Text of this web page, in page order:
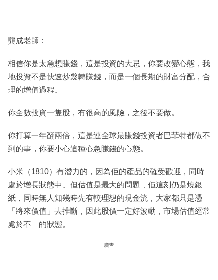
龔成老師：
相信你是太急想賺錢，這是投資的大忌，你要改變心態，我
地投資不是快速炒幾轉賺錢，而是一個長期的財富分配，合
理的增值過程。
你全數投資一隻股，有很高的風險，之後不要做。
你打算一年翻兩倍，這是連全球最賺錢投資者巴菲特都做不
到的事，你要小心這種心急賺錢的心態。
小米（1810）有潛力的，因為佢的產品的確受歡迎，同時
處於增長狀態中。但估值是最大的問題，佢這刻仍是燒銀
紙，同時無人知幾時先有較理想的現金流，大家都只是憑
「將來價值」去推斷，因此股價一定好波動，市場估值經常
處於不一的狀態。
廣告